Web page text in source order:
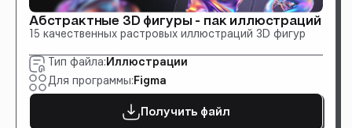
Абстрактные 3D фигуры - пак иллюстраций
15 качественных растровых иллюстраций 3D фигур
Тип файла: Иллюстрации
Для программы: Figma
Получить файл